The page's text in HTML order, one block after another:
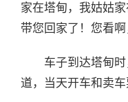
家在塔甸，我姑姑
带您回家了！您看
车子到达塔甸
道，当天开车和卖